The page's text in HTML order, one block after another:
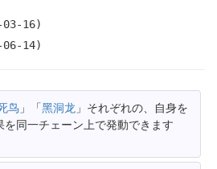
03-16)
06-14)
鸟 」「黑洞龙 」それぞれの、自身を
同一チェーン上で発動できます